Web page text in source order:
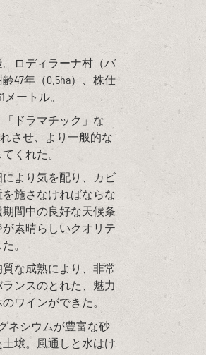
ロディラーナ村（バ
47年（0.5ha）、株仕
ートル。
ドラマチック」な
させ、より一般的な
くれた。
より気を配り、カビ
施さなければならな
間中の良好な天候条
素晴らしいクオリテ
。
な成熟により、非常
ンスのとれた、魅力
ワインができた。
ネシウムが豊富な砂
壌。風通しと水はけ